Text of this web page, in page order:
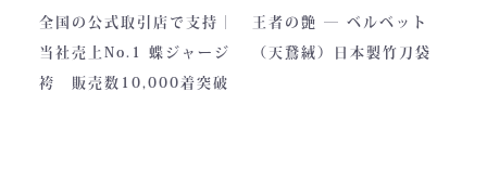
い込んでありますので洗濯
しても崩れが少なく簡単に
折りたためます。
全国の公式取引店で支持｜
当社売上No.1 蝶ジャージ
袴 販売数10,000着突破
深く艶めくベルベットの光
沢。
王者の艶 ― ベルベット
（天鵞絨）日本製竹刀袋